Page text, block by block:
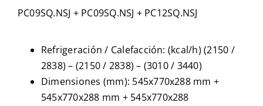
PC09SQ.NSJ + PC09SQ.NSJ + PC12SQ.NSJ
Refrigeración / Calefacción: (kcal/h) (2150 /
2838) – (2150 / 2838) – (3010 / 3440)
Dimensiones (mm): 545x770x288 mm +
545x770x288 mm + 545x770x288